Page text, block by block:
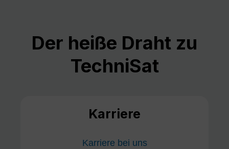
Der heiße Draht zu
TechniSat
Karriere
Karriere bei uns